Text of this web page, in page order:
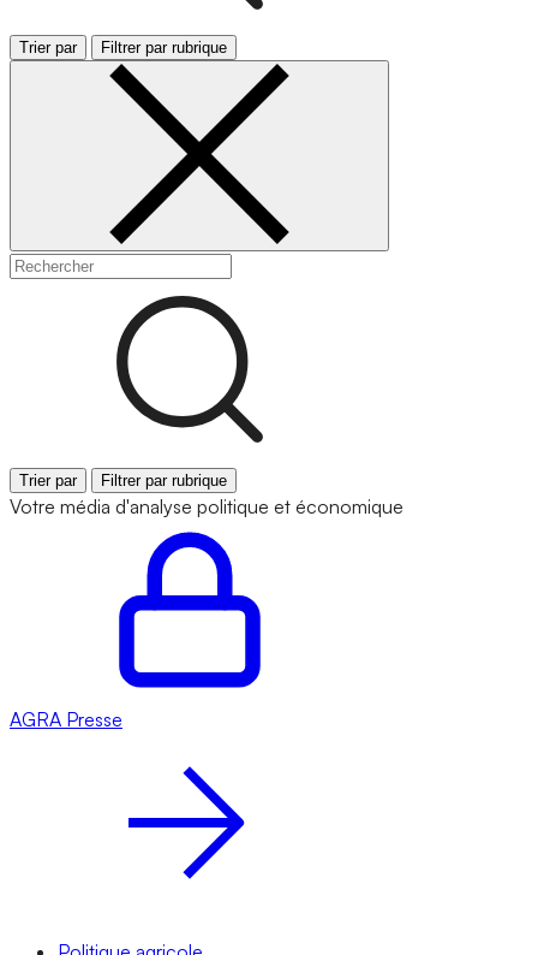
Trier par Filtrer par rubrique
Trier par Filtrer par rubrique
Votre média d'analyse politique et économique
AGRA Presse